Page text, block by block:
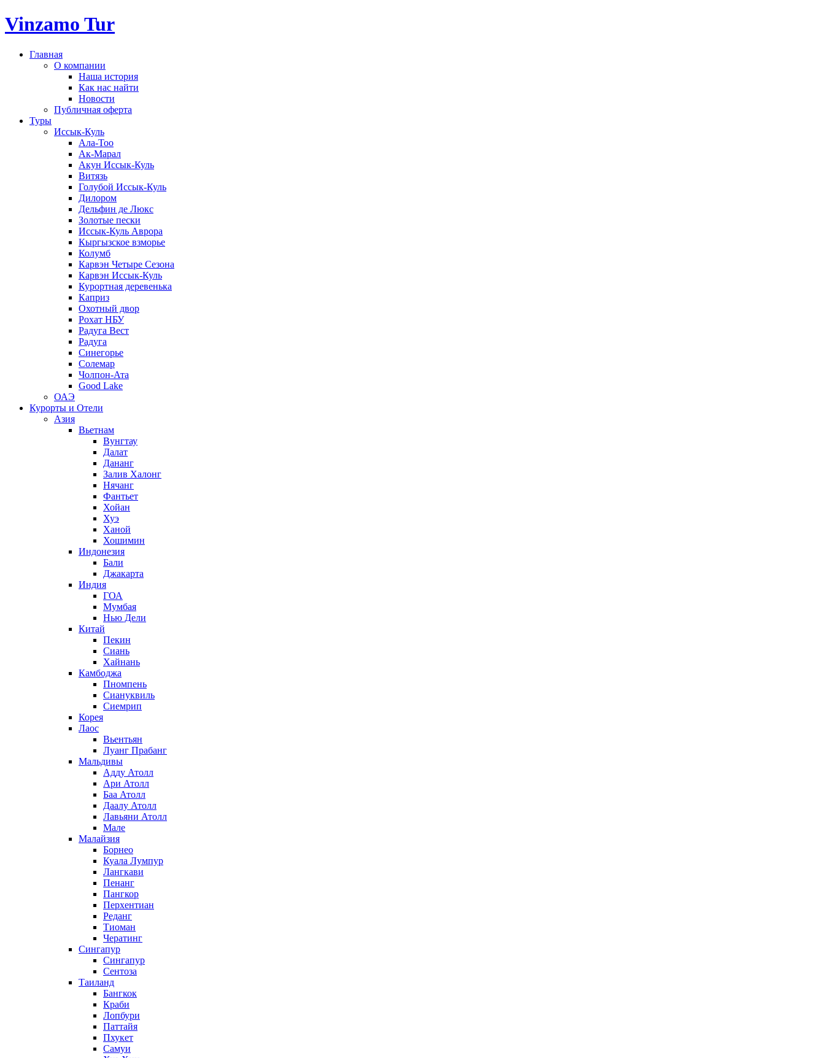
Vinzamo Tur
Главная
О компании
Наша история
Как нас найти
Новости
Публичная оферта
Туры
Иссык-Куль
Ала-Тоо
Ак-Марал
Акун Иссык-Куль
Витязь
Голубой Иссык-Куль
Дилором
Дельфин де Люкс
Золотые пески
Иссык-Куль Аврора
Кыргызское взморье
Колумб
Карвэн Четыре Сезона
Карвэн Иссык-Куль
Курортная деревенька
Каприз
Охотный двор
Рохат НБУ
Радуга Вест
Радуга
Синегорье
Солемар
Чолпон-Ата
Good Lake
ОАЭ
Курорты и Отели
Азия
Вьетнам
Вунгтау
Далат
Дананг
Залив Халонг
Нячанг
Фантьет
Хойан
Хуэ
Ханой
Хошимин
Индонезия
Бали
Джакарта
Индия
ГОА
Мумбая
Нью Дели
Китай
Пекин
Сиань
Хайнань
Камбоджа
Пномпень
Сиануквиль
Сиемрип
Корея
Лаос
Вьентьян
Луанг Прабанг
Мальдивы
Адду Атолл
Ари Атолл
Баа Атолл
Даалу Атолл
Лавьяни Атолл
Мале
Малайзия
Борнео
Куала Лумпур
Лангкави
Пенанг
Пангкор
Перхентиан
Реданг
Тиоман
Чератинг
Сингапур
Сингапур
Сентоза
Таиланд
Бангкок
Краби
Лопбури
Паттайя
Пхукет
Самуи